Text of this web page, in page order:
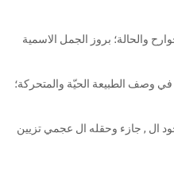
والحالة؛ بروز الجمل الاسمية
في وصف الطبيعة الحيّة والمتحركة؛
ال , جازء وحقله ال عجمي تزيين